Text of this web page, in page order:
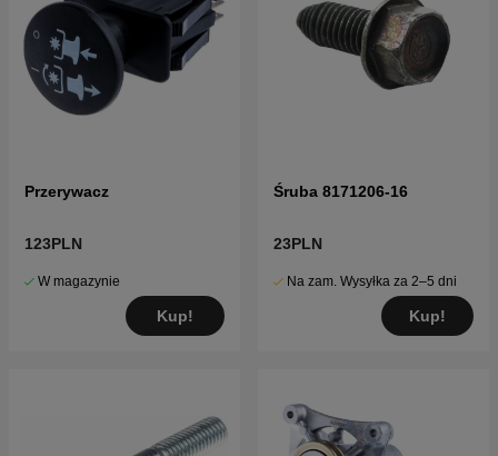
Przerywacz
123PLN
W magazynie
Kup!
Śruba 8171206-16
23PLN
Na zam. Wysyłka za 2–5 dni
Kup!